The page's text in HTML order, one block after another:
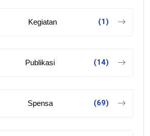
Kegiatan (1)
Publikasi (14)
Spensa (69)